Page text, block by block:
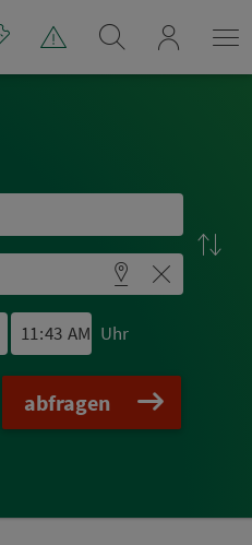
Uhr
abfragen